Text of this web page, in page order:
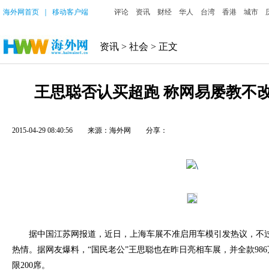
海外网首页 移动客户端 评论 资讯 财经 华人 台湾 香港 城市
资讯 > 社会 > 正文
王思聪否认买超跑 称网易屡教不
2015-04-29 08:40:56 来源：海外网 分享：
据中国江苏网报道，近日，上海车展不准启用车模引发热议，不
热情。据网友爆料，“国民老公”王思聪也在昨日亮相车展，并全款
限200席。